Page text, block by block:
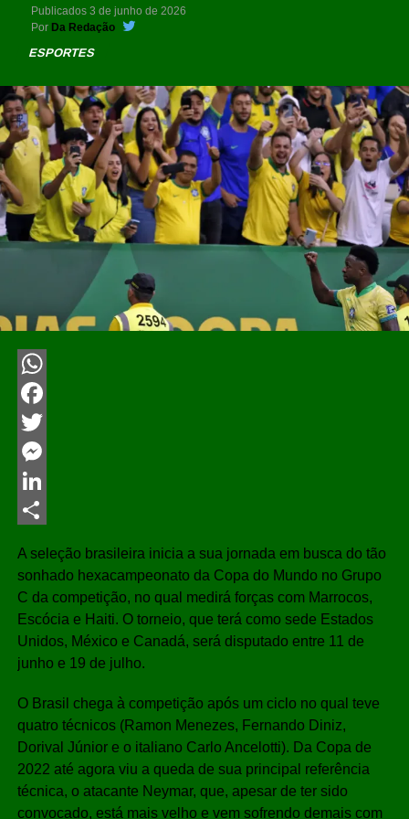
Publicados 3 de junho de 2026
Por Da Redação
ESPORTES
WhatsApp
Facebook
Twitter
Messenger
LinkedIn
A seleção brasileira inicia a sua jornada em busca do tão
sonhado hexacampeonato da Copa do Mundo no Grupo
C da competição, no qual medirá forças com Marrocos,
Escócia e Haiti. O torneio, que terá como sede Estados
Unidos, México e Canadá, será disputado entre 11 de
junho e 19 de julho.
O Brasil chega à competição após um ciclo no qual teve
quatro técnicos (Ramon Menezes, Fernando Diniz,
Dorival Júnior e o italiano Carlo Ancelotti). Da Copa de
2022 até agora viu a queda de sua principal referência
técnica, o atacante Neymar, que, apesar de ter sido
convocado, está mais velho e vem sofrendo demais com